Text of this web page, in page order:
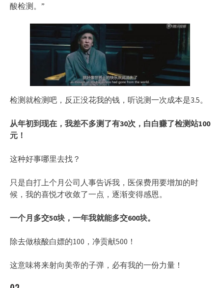
酸检测。”
检测就检测吧，反正没花我的钱，听说测一次成本是3.5。
从年初到现在，我差不多测了有30次，白白赚了检测站100
元！
这种好事哪里去找？
只是自打上个月公司人事告诉我，医保费用要增加的时
候，我的喜悦才收敛了一点，逐渐变得感恩。
一个月多交50块，一年我就能多交600块。
除去做核酸白嫖的100，净贡献500！
这意味将来射向美帝的子弹，必有我的一份力量！